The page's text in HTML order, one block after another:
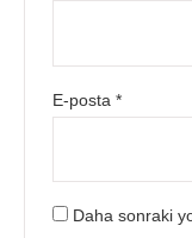
E-posta*
Daha sonraki